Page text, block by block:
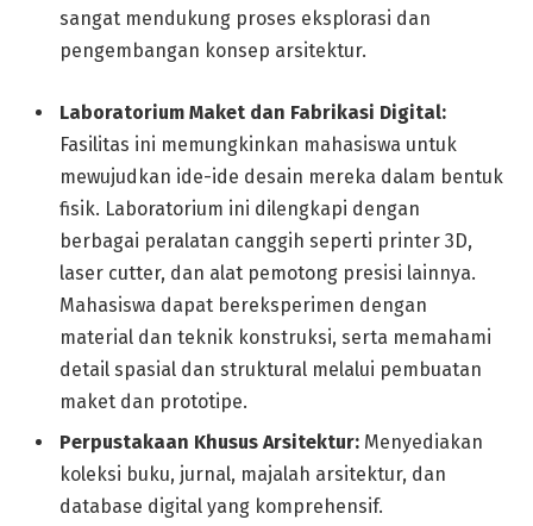
sangat mendukung proses eksplorasi dan
pengembangan konsep arsitektur.
Laboratorium Maket dan Fabrikasi Digital:
Fasilitas ini memungkinkan mahasiswa untuk
mewujudkan ide-ide desain mereka dalam bentuk
fisik. Laboratorium ini dilengkapi dengan
berbagai peralatan canggih seperti printer 3D,
laser cutter, dan alat pemotong presisi lainnya.
Mahasiswa dapat bereksperimen dengan
material dan teknik konstruksi, serta memahami
detail spasial dan struktural melalui pembuatan
maket dan prototipe.
Perpustakaan Khusus Arsitektur: Menyediakan
koleksi buku, jurnal, majalah arsitektur, dan
database digital yang komprehensif.